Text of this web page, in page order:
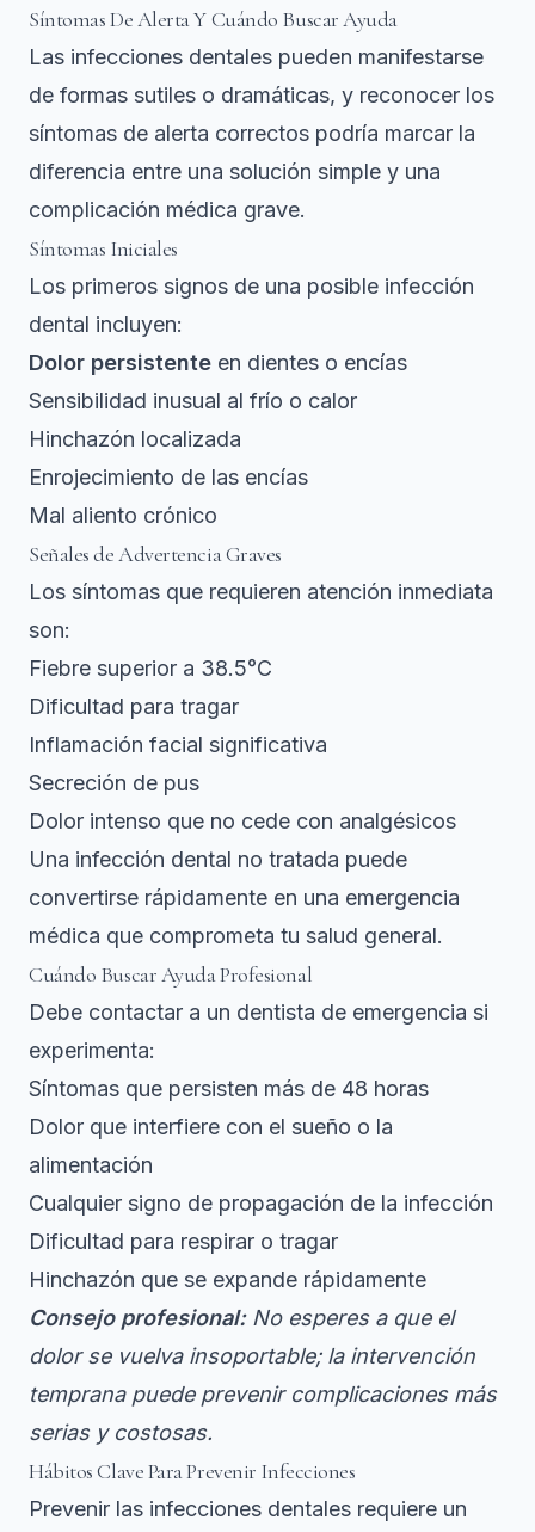
Síntomas De Alerta Y Cuándo Buscar Ayuda
Las infecciones dentales pueden manifestarse
de formas sutiles o dramáticas, y reconocer los
síntomas de alerta correctos podría marcar la
diferencia entre una solución simple y una
complicación médica grave.
Síntomas Iniciales
Los primeros signos de una posible infección
dental incluyen:
Dolor persistente en dientes o encías
Sensibilidad inusual al frío o calor
Hinchazón localizada
Enrojecimiento de las encías
Mal aliento crónico
Señales de Advertencia Graves
Los síntomas que requieren atención inmediata
son:
Fiebre superior a 38.5°C
Dificultad para tragar
Inflamación facial significativa
Secreción de pus
Dolor intenso que no cede con analgésicos
Una infección dental no tratada puede
convertirse rápidamente en una emergencia
médica que comprometa tu salud general.
Cuándo Buscar Ayuda Profesional
Debe contactar a un dentista de emergencia si
experimenta:
Síntomas que persisten más de 48 horas
Dolor que interfiere con el sueño o la
alimentación
Cualquier signo de propagación de la infección
Dificultad para respirar o tragar
Hinchazón que se expande rápidamente
Consejo profesional: No esperes a que el
dolor se vuelva insoportable; la intervención
temprana puede prevenir complicaciones más
serias y costosas.
Hábitos Clave Para Prevenir Infecciones
Prevenir las infecciones dentales requiere un